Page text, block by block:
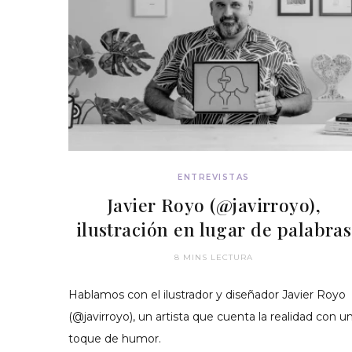
ENTREVISTAS
Javier Royo (@javirroyo),
ilustración en lugar de palabras
8 MINS LECTURA
Hablamos con el ilustrador y diseñador Javier Royo
(@javirroyo), un artista que cuenta la realidad con
toque de humor.